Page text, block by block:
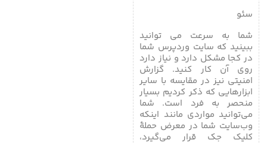
سئو
شما به سرعت می توانید
ببینید که سایت وردپرس شما
در کجا مشکل دارد و نیاز دارد
روی آن کار کنید. گزارش
امنیتی نیز در مقایسه با سایر
ابزارهایی که ذکر کردیم بسیار
منحصر به فرد است. شما
می‌توانید مواردی مانند اینکه
وب‌سایت شما در معرض حملۀ
کلیک جک قرار می‌گیرد،